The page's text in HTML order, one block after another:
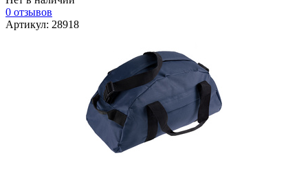
0 отзывов
Артикул: 28918